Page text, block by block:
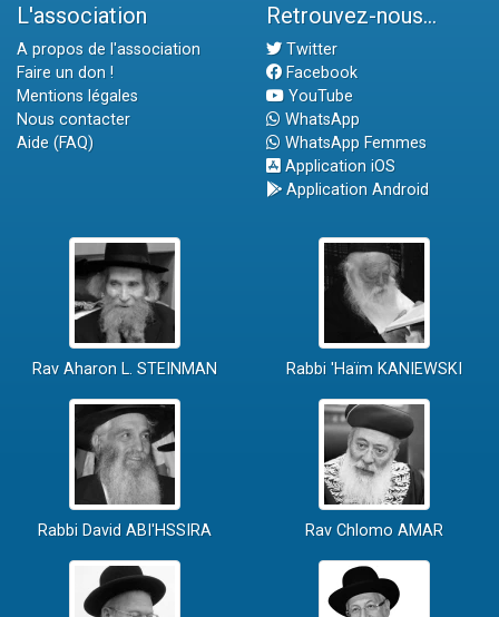
L'association
A propos de l'association
Faire un don !
Mentions légales
Nous contacter
Aide (FAQ)
Retrouvez-nous...
Twitter
Facebook
YouTube
WhatsApp
WhatsApp Femmes
Application iOS
Application Android
Rav Aharon L. STEINMAN Rabbi 'Haïm KANIEWSKI
Rabbi David ABI'HSSIRA Rav Chlomo AMAR